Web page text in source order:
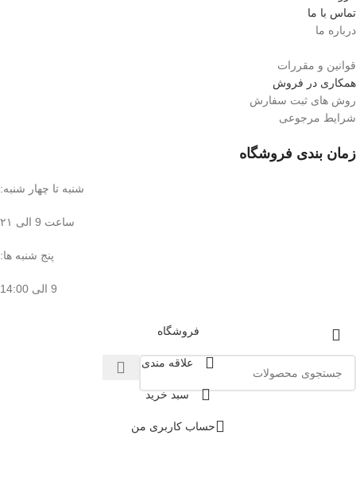
تماس با ما
درباره ما
قوانین و مقررات
همکاری در فروش
روش های ثبت سفارش
شرایط مرجوعی
زمان بندی فروشگاه
شنبه تا چهار شنبه:
ساعت 9 الی ۲۱
پنج شنبه ها:
9 الی 14:00
فروشگاه
علاقه مندی
سبد خرید
حساب کاربری من